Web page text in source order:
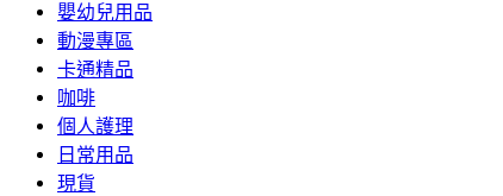
嬰幼兒用品
動漫專區
卡通精品
咖啡
個人護理
日常用品
現貨